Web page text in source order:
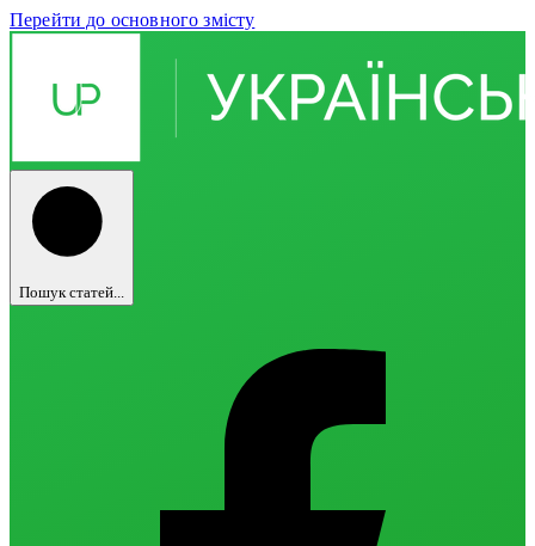
Перейти до основного змісту
Пошук статей...